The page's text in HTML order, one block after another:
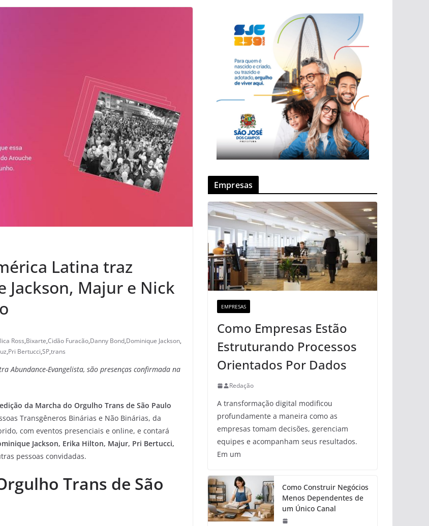
Latina traz
Jackson, Majur e Nick
Ross,Bixarte,Cidão Furacão,Danny Bond,Dominique Jackson,
,Pri Bertucci,SP,trans
Abundance-Evangelista, são presenças confirmada na
da Marcha do Orgulho Trans de São Paulo
Transgêneros Binárias e Não Binárias, da
com eventos presenciais e online, e contará
Jackson, Erika Hilton, Majur, Pri Bertucci,
pessoas convidadas.
Trans de São
Empresas
EMPRESAS
Como Empresas Estão
Estruturando Processos
Orientados Por Dados
Redação
A transformação digital modificou
profundamente a maneira como as
empresas tomam decisões, gerenciam
equipes e acompanham seus resultados.
Em um
Como Construir Negócios
Menos Dependentes de
um Único Canal